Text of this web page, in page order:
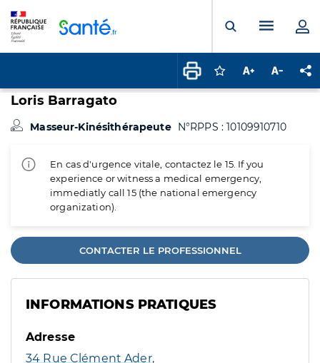
Ouvrir laMenu
Connectez-vous
Augmenter la
Loris Barragato
Masseur-Kinésithérapeute N°RPPS : 10109910710
En cas d'urgence vitale, contactez le 15. If you
experience or witness a medical emergency,
immediatly call 15 (the national emergency
organization).
CONTACTER LE PROFESSIONNEL
INFORMATIONS PRATIQUES
Adresse
34 Rue Clément Ader,